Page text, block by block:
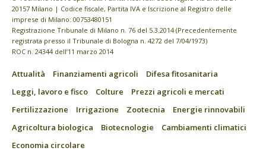
20157 Milano | Codice fiscale, Partita IVA e Iscrizione al Registro delle
imprese di Milano: 00753480151
Registrazione Tribunale di Milano n. 76 del 5.3.2014 (Precedentemente
registrata presso il Tribunale di Bologna n. 4272 del 7/04/1973)
ROC n. 24344 dell’11 marzo 2014
Attualità Finanziamenti agricoli
Difesa fitosanitaria
Leggi, lavoro e fisco
Colture
Prezzi agricoli e mercati
Fertilizzazione
Irrigazione Zootecnia
Energie rinnovabili
Agricoltura biologica
Biotecnologie
Cambiamenti climatici
Economia circolare